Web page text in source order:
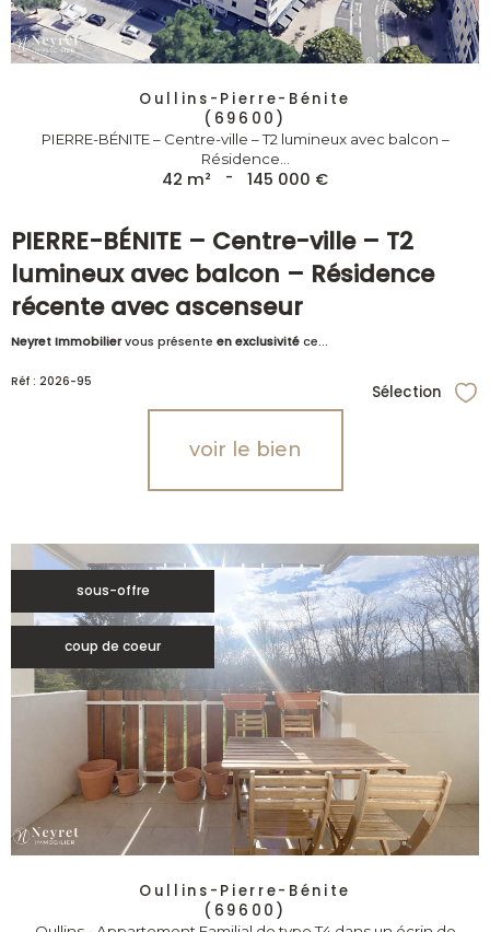
Oullins-Pierre-Bénite
(69600)
PIERRE-BÉNITE – Centre-ville – T2 lumineux avec balcon –
Résidence...
42 m² - 145 000 €
PIERRE-BÉNITE – Centre-ville – T2
lumineux avec balcon – Résidence
récente avec ascenseur
Neyret Immobiliervous présente en exclusivité ce...
Réf : 2026-95
Sélection
voir le bien
sous-offre
coup de coeur
Oullins-Pierre-Bénite
(69600)